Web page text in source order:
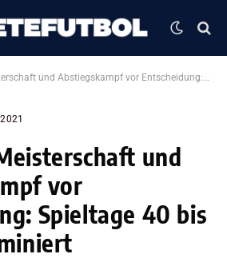
Abstiegskampf vor Entscheidung: Spieltage 40 bis 42 sind terminiert
und
vor
Spieltage 40 bis